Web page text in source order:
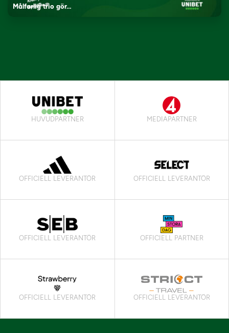
Målfarlig trio gör…
HUVUDPARTNER MEDIAPARTNER
OFFICIELL LEVERANTÖR OFFICIELL LEVERANTÖR
OFFICIELL LEVERANTÖR OFFICIELL PARTNER
OFFICIELL LEVERANTÖR OFFICIELL LEVERANTÖR